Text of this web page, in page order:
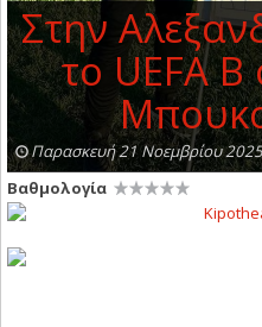
Στην
το UEFA
Παρασκευή 21 Νοεμβρίου
Βαθμολογία